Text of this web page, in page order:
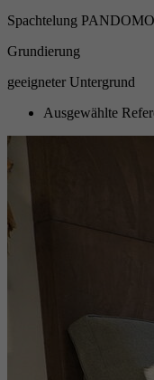
Spachtelung
Grundierung
geeigneter Untergrund
Ausgewählte